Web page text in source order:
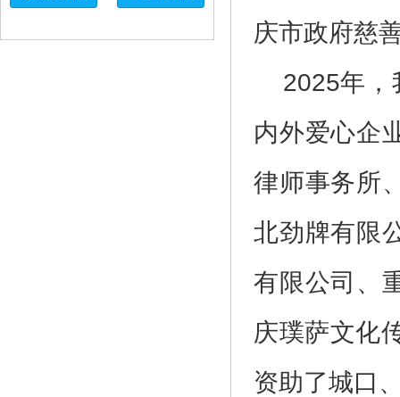
庆市政府慈
2025年，
内外爱心企
律师事务所
北劲牌有限
有限公司、
庆璞萨文化
资助了城口